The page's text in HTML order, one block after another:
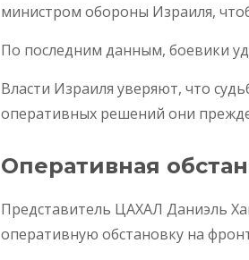
министром обороны Израиля,
По последним данным, боевики
Власти Израиля уверяют, что
оперативных решений они
Оперативная
Представитель ЦАХАЛ Даниэль
оперативную обстановку на